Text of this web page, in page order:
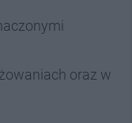
oraz w